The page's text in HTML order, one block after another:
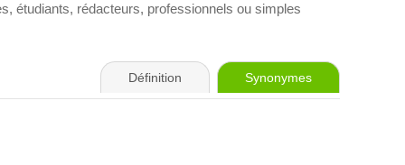
étudiants, rédacteurs, professionnels ou simples
Définition Synonymes